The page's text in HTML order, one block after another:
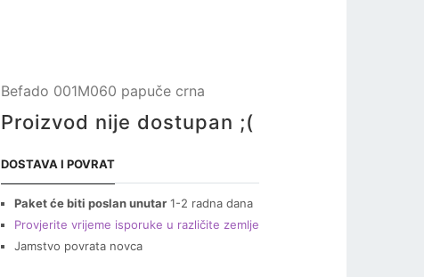
Befado 001M060 papuče crna
Proizvod nije dostupan ;(
DOSTAVA I POVRAT
Paket će biti poslan unutar 1-2 radna dana
Provjerite vrijeme isporuke u različite zemlje
Jamstvo povrata novca